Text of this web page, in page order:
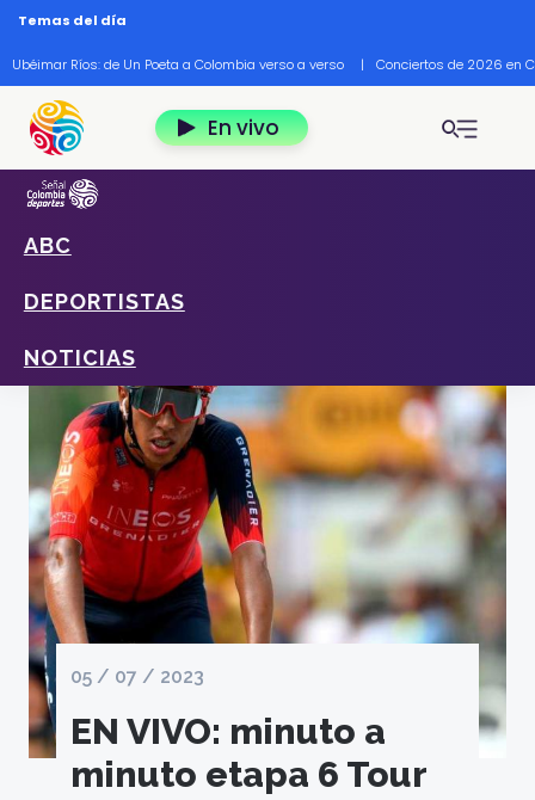
Pasar al contenido principal
Temas del día
Ubéimar Ríos: de Un Poeta a Colombia verso a verso | Conciertos de 2026 en
En vivo
ABC
DEPORTISTAS
NOTICIAS
Home
05 / 07 / 2023
EN VIVO: minuto a
minuto etapa 6 Tour